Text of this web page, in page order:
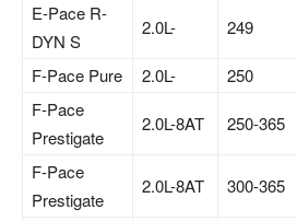
E-Pace R-
DYN S
2.0L- 249
F-Pace Pure 2.0L- 250
F-Pace
Prestigate
2.0L-8AT 250-365
F-Pace
Prestigate
2.0L-8AT 300-365